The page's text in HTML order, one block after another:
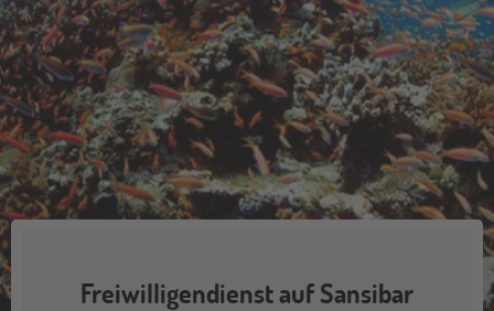
Freiwilligendienst auf Sansibar